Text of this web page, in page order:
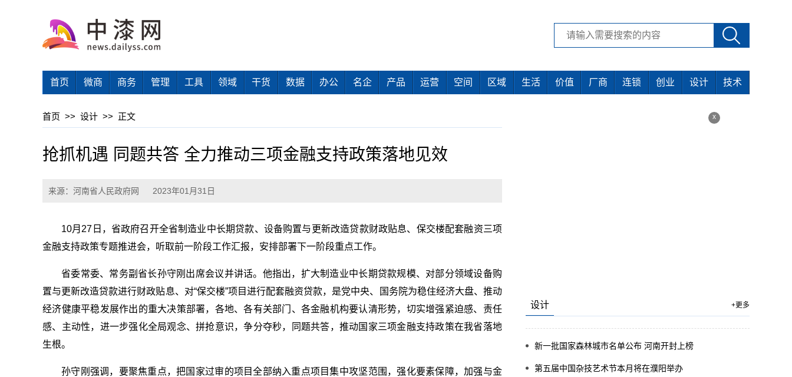
首页 微商 商务 管理 工具 领域 干货 数据 办公 名企 产品 运营 空间 区域 生活 价值 厂商 连锁 创业 设计 技术
首页 >> 设计 >> 正文
抢抓机遇 同题共答 全力推动三项金融支持政策落地见效
来源：河南省人民政府网 2023年01月31日
10月27日，省政府召开全省制造业中长期贷款、设备购置与更新改造贷款财政贴息、保交楼配套融资三项
金融支持政策专题推进会，听取前一阶段工作汇报，安排部署下一阶段重点工作。
省委常委、常务副省长孙守刚出席会议并讲话。他指出，扩大制造业中长期贷款规模、对部分领域设备购
置与更新改造贷款进行财政贴息、对“保交楼”项目进行配套融资贷款，是党中央、
国务院为稳住经济大盘、推动
经济健康平稳发展作出的重大决策部署，各地、各有关部门、各金融机构要认清形势，切实增强紧迫感、责任
感、主动性，进一步强化全局观念、拼抢意识，争分夺秒，同题共答，推动国家三项金融支持政策在我省落地
生根。
孙守刚强调，要聚焦重点，把国家过审的项目全部纳入重点项目集中攻坚范围，强化要素保障，加强与金
x
设计 +更多
新一批国家森林城市名单公布 河南开封上榜
第五届中国杂技艺术节本月将在濮阳举办